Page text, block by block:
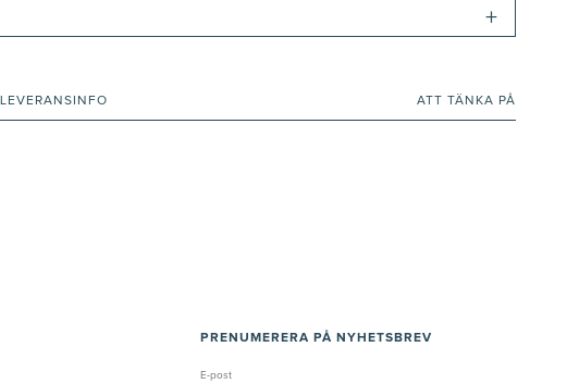
+
LEVERANSINFO ATT TÄNKA PÅ
PRENUMERERA PÅ NYHETSBREV